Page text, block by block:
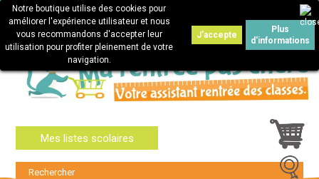
Connexion
Mes listes scolaires
Notre boutique utilise des cookies pour
améliorer l'expérience utilisateur et nous
vous recommandons d'accepter leur
utilisation pour profiter pleinement de votre
navigation.
J'accepte
Plus
d'informations